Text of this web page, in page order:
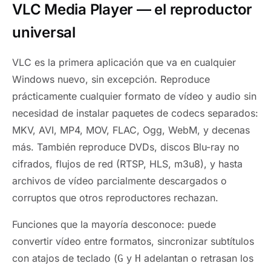
VLC Media Player — el reproductor
universal
VLC es la primera aplicación que va en cualquier
Windows nuevo, sin excepción. Reproduce
prácticamente cualquier formato de vídeo y audio sin
necesidad de instalar paquetes de codecs separados:
MKV, AVI, MP4, MOV, FLAC, Ogg, WebM, y decenas
más. También reproduce DVDs, discos Blu-ray no
cifrados, flujos de red (RTSP, HLS, m3u8), y hasta
archivos de vídeo parcialmente descargados o
corruptos que otros reproductores rechazan.
Funciones que la mayoría desconoce: puede
convertir vídeo entre formatos, sincronizar subtítulos
con atajos de teclado (G y H adelantan o retrasan los